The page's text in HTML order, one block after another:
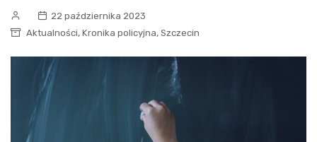
22 października 2023
Aktualności, Kronika policyjna, Szczecin